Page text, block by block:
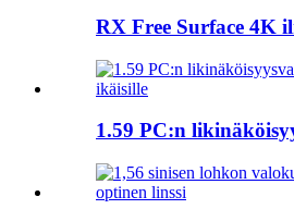
RX Free Surface 4K
1.59 PC:n